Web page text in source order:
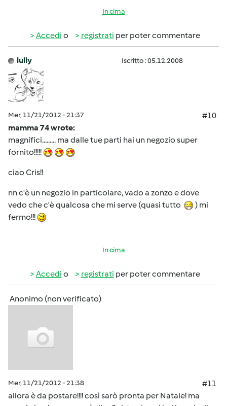
In cima
Accedi o registrati per poter commentare
lully Iscritto : 05.12.2008
Mer, 11/21/2012 - 21:37
#10
mamma 74 wrote:
magnifici......... ma dalle tue parti hai un negozio super
fornito!!!!!
ciao Cris!!
nn c'è un negozio in particolare, vado a zonzo e dove
vedo che c'è qualcosa che mi serve (quasi tutto
) mi
fermo!!!
In cima
Accedi o registrati per poter commentare
Anonimo (non verificato)
Mer, 11/21/2012 - 21:38
#11
allora è da postare!!!! così sarò pronta per Natale! ma